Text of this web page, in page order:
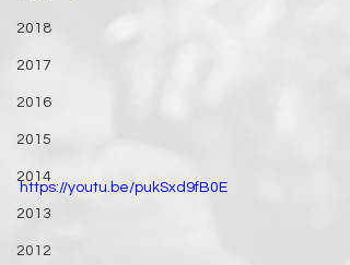
2018
2017
2016
2015
2014
2013
2012
https://youtu.be/pukSxd9fB0E